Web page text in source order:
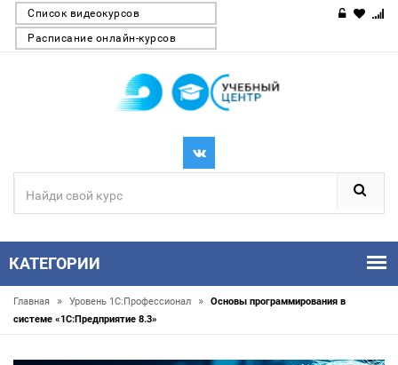
Список видеокурсов
Расписание онлайн-курсов
КАТЕГОРИИ
Главная » Уровень 1С:Профессионал »
Основы программирования в
системе «1C:Предприятие 8.3»